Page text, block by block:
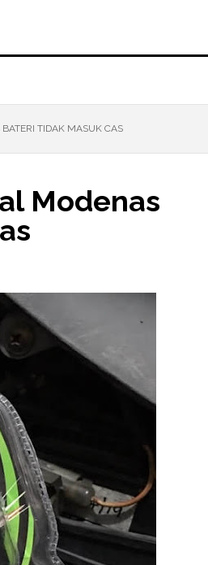
TIDAK MASUK CAS
Modenas